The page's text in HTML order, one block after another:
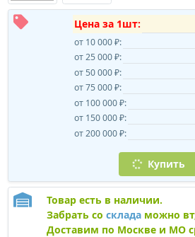
Цена за 1шт:
от 10 000 ₽:
от 25 000 ₽:
от 50 000 ₽:
от 75 000 ₽:
от 100 000 ₽:
от 150 000 ₽:
от 200 000 ₽:
Купить
Товар есть в наличии.
Забрать со складаможно
Доставим по Москве и МО